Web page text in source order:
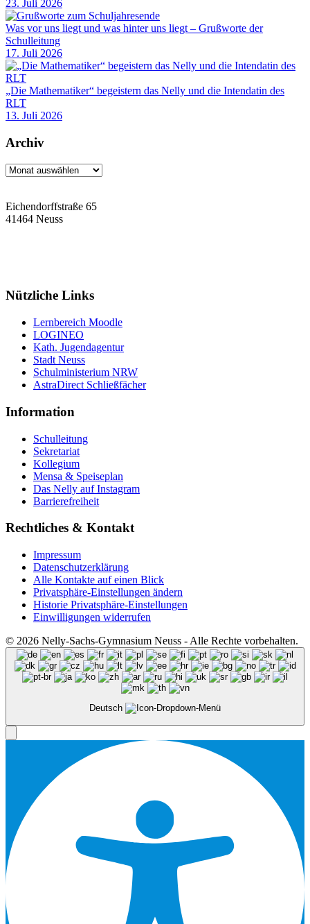
23. Juli 2026
Was vor uns liegt und was hinter uns liegt – Grußworte der
Schulleitung
17. Juli 2026
„Die Mathematiker“ begeistern das Nelly und die Intendatin des
RLT
13. Juli 2026
Archiv
Archiv
Eichendorffstraße 65
41464 Neuss
Nützliche Links
Lernbereich Moodle
LOGINEO
Kath. Jugendagentur
Stadt Neuss
Schulministerium NRW
AstraDirect Schließfächer
Information
Schulleitung
Sekretariat
Kollegium
Mensa & Speiseplan
Das Nelly auf Instagram
Barrierefreiheit
Rechtliches & Kontakt
Impressum
Datenschutzerklärung
Alle Kontakte auf einen Blick
Privatsphäre-Einstellungen ändern
Historie Privatsphäre-Einstellungen
Einwilligungen widerrufen
© 2026 Nelly-Sachs-Gymnasium Neuss - Alle Rechte vorbehalten.
Deutsch